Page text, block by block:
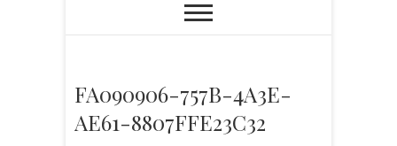
n
FA090906-757B-4A3E-
AE61-8807FFE23C32